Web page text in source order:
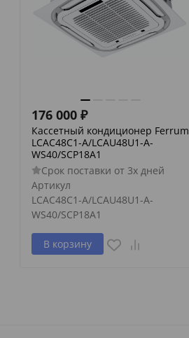
176 000 ₽
Кассетный кондиционер Ferrum
LCAC48C1-A/LCAU48U1-A-
WS40/SCP18A1
Срок поставки от 3х дней
Артикул
LCAC48C1-A/LCAU48U1-A-
WS40/SCP18A1
В корзину